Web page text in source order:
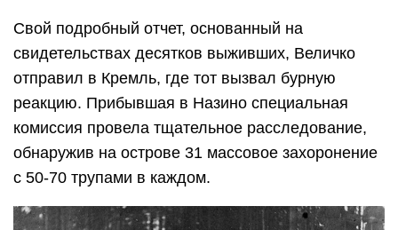
Свой подробный отчет, основанный на
свидетельствах десятков выживших, Величко
отправил в Кремль, где тот вызвал бурную
реакцию. Прибывшая в Назино специальная
комиссия провела тщательное расследование,
обнаружив на острове 31 массовое захоронение
с 50-70 трупами в каждом.